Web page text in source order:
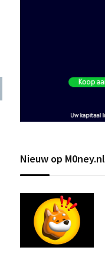
Nieuw op M0ney.nl